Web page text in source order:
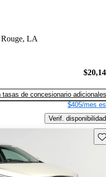
Rouge, LA
tasas de concesionario adicionales
$405/mes
Verif. disponibilidad